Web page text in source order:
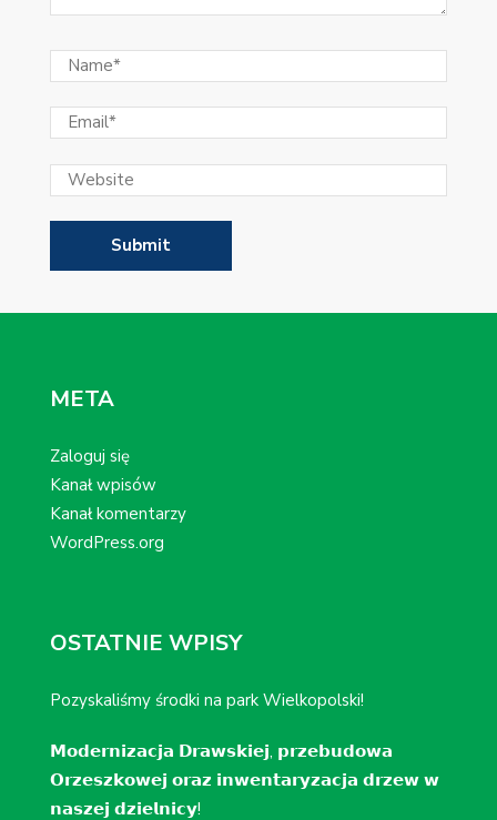
META
Zaloguj się
Kanał wpisów
Kanał komentarzy
WordPress.org
OSTATNIE WPISY
Pozyskaliśmy środki na park Wielkopolski!
𝗠𝗼𝗱𝗲𝗿𝗻𝗶𝘇𝗮𝗰𝗷𝗮 𝗗𝗿𝗮𝘄𝘀𝗸𝗶𝗲𝗷, 𝗽𝗿𝘇𝗲𝗯𝘂𝗱𝗼𝘄𝗮
𝗢𝗿𝘇𝗲𝘀𝘇𝗸𝗼𝘄𝗲𝗷 𝗼𝗿𝗮𝘇 𝗶𝗻𝘄𝗲𝗻𝘁𝗮𝗿𝘆𝘇𝗮𝗰𝗷𝗮 𝗱𝗿𝘇𝗲𝘄 𝘄
𝗻𝗮𝘀𝘇𝗲𝗷 𝗱𝘇𝗶𝗲𝗹𝗻𝗶𝗰𝘆!